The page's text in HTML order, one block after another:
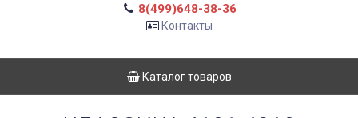
8(499)648-38-36
Контакты
Каталог товаров